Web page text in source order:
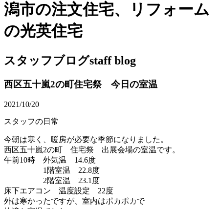
潟市の注文住宅、リフォーム
の光英住宅
スタッフブログstaff blog
西区五十嵐2の町住宅祭 今日の室温
2021/10/20
スタッフの日常
今朝は寒く、暖房が必要な季節になりました。
西区五十嵐2の町 住宅祭 出展会場の室温です。
午前10時 外気温 14.6度
1階室温 22.8度
2階室温 23.1度
床下エアコン 温度設定 22度
外は寒かったですが、室内はポカポカで